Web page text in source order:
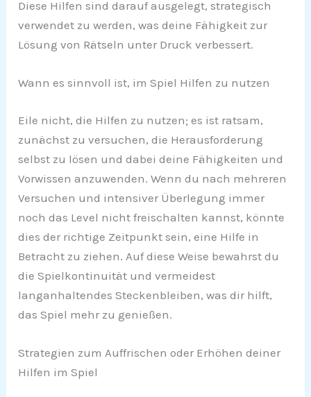
Diese Hilfen sind darauf ausgelegt, strategisch
verwendet zu werden, was deine Fähigkeit zur
Lösung von Rätseln unter Druck verbessert.
Wann es sinnvoll ist, im Spiel Hilfen zu nutzen
Eile nicht, die Hilfen zu nutzen; es ist ratsam,
zunächst zu versuchen, die Herausforderung
selbst zu lösen und dabei deine Fähigkeiten und
Vorwissen anzuwenden. Wenn du nach mehreren
Versuchen und intensiver Überlegung immer
noch das Level nicht freischalten kannst, könnte
dies der richtige Zeitpunkt sein, eine Hilfe in
Betracht zu ziehen. Auf diese Weise bewahrst du
die Spielkontinuität und vermeidest
langanhaltendes Steckenbleiben, was dir hilft,
das Spiel mehr zu genießen.
Strategien zum Auffrischen oder Erhöhen deiner
Hilfen im Spiel